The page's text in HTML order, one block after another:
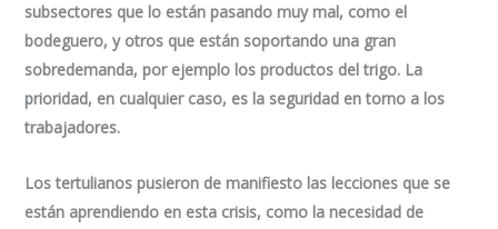
subsectores que lo están pasando muy mal, como el
bodeguero, y otros que están soportando una gran
sobredemanda, por ejemplo los productos del trigo. La
prioridad, en cualquier caso, es la seguridad en torno a los
trabajadores.
Los tertulianos pusieron de manifiesto las lecciones que se
están aprendiendo en esta crisis, como la necesidad de